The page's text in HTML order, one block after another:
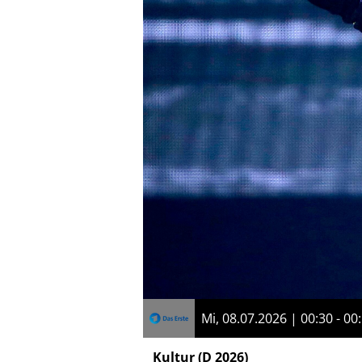
Mi, 08.07.2026 | 00:30 -
Kultur(D 2026)